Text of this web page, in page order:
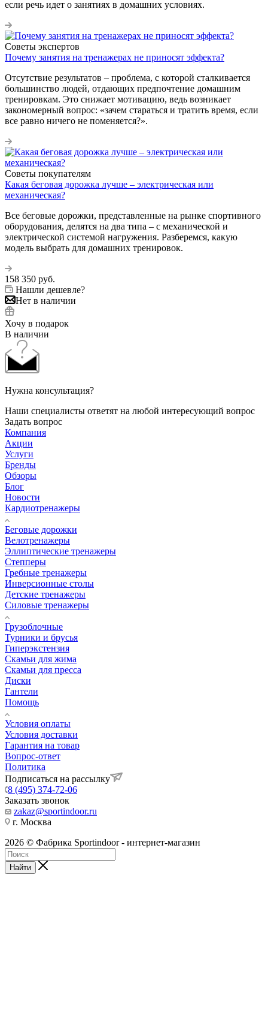
если речь идет о занятиях в домашних условиях.
Советы экспертов
Почему занятия на тренажерах не приносят эффекта?
Отсутствие результатов – проблема, с которой сталкивается
большинство людей, отдающих предпочтение домашним
тренировкам. Это снижает мотивацию, ведь возникает
закономерный вопрос: «зачем стараться и тратить время, если
все равно ничего не поменяется?».
Советы покупателям
Какая беговая дорожка лучше – электрическая или
механическая?
Все беговые дорожки, представленные на рынке спортивного
оборудования, делятся на два типа – с механической и
электрической системой нагружения. Разберемся, какую
модель выбрать для домашних тренировок.
158 350 руб.
Нашли дешевле?
Нет в наличии
Хочу в подарок
В наличии
Нужна консультация?
Наши специалисты ответят на любой интересующий вопрос
Задать вопрос
Компания
Акции
Услуги
Бренды
Обзоры
Блог
Новости
Кардиотренажеры
Беговые дорожки
Велотренажеры
Эллиптические тренажеры
Степперы
Гребные тренажеры
Инверсионные столы
Детские тренажеры
Силовые тренажеры
Грузоблочные
Турники и брусья
Гиперэкстензия
Скамьи для жима
Скамьи для пресса
Диски
Гантели
Помощь
Условия оплаты
Условия доставки
Гарантия на товар
Вопрос-ответ
Политика
Подписаться на рассылку
8 (495) 374-72-06
Заказать звонок
zakaz@sportindoor.ru
г. Москва
2026 © Фабрика Sportindoor - интернет-магазин
Найти